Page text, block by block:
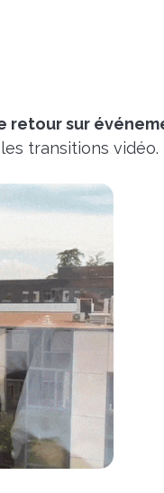
retour sur
transitions vidéo.